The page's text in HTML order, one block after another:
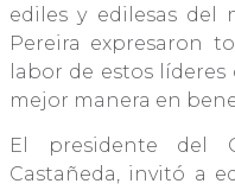
ediles y edilesas del
Pereira expresaron
labor de estos
mejor manera en
El presidente del
Castañeda, invitó a